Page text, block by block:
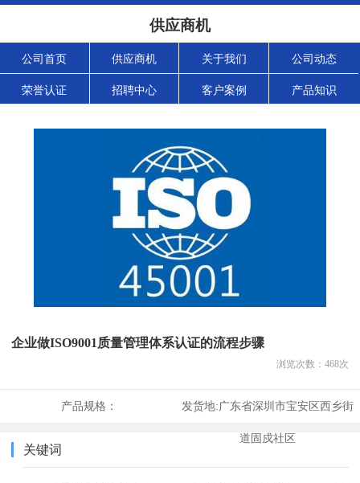
供应商机
公司首页 供应商机 关于我们 公司动态
荣誉认证 招聘中心 客户案例 产品知识
企业做ISO9001质量管理体系认证的流程步骤
浏览次数： 468次
产品规格： 发货地:广东省深圳市宝安区西乡街
道固戍社区
关键词